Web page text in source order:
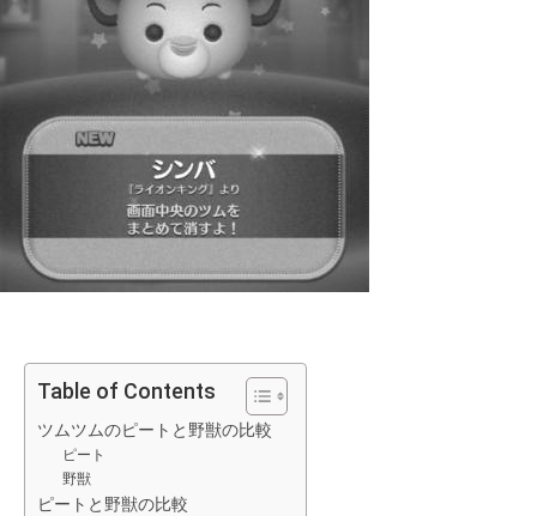
Table of Contents
ツムツムのピートと野獣の比較
ピート
野獣
ピートと野獣の比較